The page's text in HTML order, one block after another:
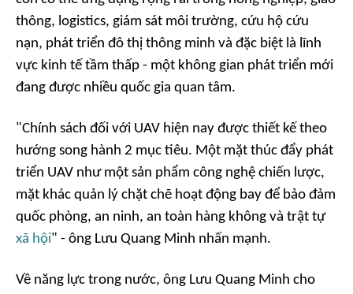
thông, logistics, giám sát môi trường, cứu hộ cứu
nạn, phát triển đô thị thông minh và đặc biệt là lĩnh
vực kinh tế tầm thấp - một không gian phát triển mới
đang được nhiều quốc gia quan tâm.
"Chính sách đối với UAV hiện nay được thiết kế theo
hướng song hành 2 mục tiêu. Một mặt thúc đẩy phát
triển UAV như một sản phẩm công nghệ chiến lược,
mặt khác quản lý chặt chẽ hoạt động bay để bảo đảm
quốc phòng, an ninh, an toàn hàng không và trật tự
xã hội" - ông Lưu Quang Minh nhấn mạnh.
Về năng lực trong nước, ông Lưu Quang Minh cho